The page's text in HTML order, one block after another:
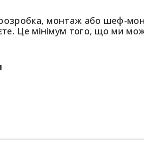
монтаж або шеф-
Це мінімум того, що ми